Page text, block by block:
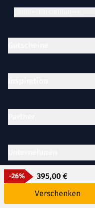
-26% 395,00 €
Verschenken